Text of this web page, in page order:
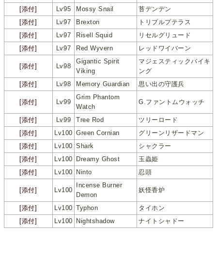
[添付]
Lv95 Mossy Snail
苔デンデン
[添付]
Lv97 Brexton
トリプルプテラス
[添付]
Lv97 Risell Squid
リセルグリュード
[添付]
Lv97 Red Wyvern レッドワイバーン
[添付] Lv98
Gigantic Spirit
Viking
マジェスティックバイキ
ング
[添付]
Lv98 Memory Guardian 思い出の守護兵
[添付] Lv99
Grim Phantom
Watch
G.ファントムウォッチ
[添付] Lv99 Tree Rod
ツリーロード
[添付]
Lv100 Green Cornian
グリーンリザードマン
[添付]
Lv100 Shark
シャクラー
[添付]
Lv100 Dreamy Ghost
玉蟲姫
[添付]
Lv100 Ninto 忍頭
[添付] Lv100
Incense Burner
Demon
妖怪香炉
[添付] Lv100 Typhon
タイホン
[添付]
Lv100 Nightshadow ナイトシャドー